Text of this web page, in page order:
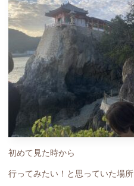
初めて見た時から
行ってみたい！と思っていた場所